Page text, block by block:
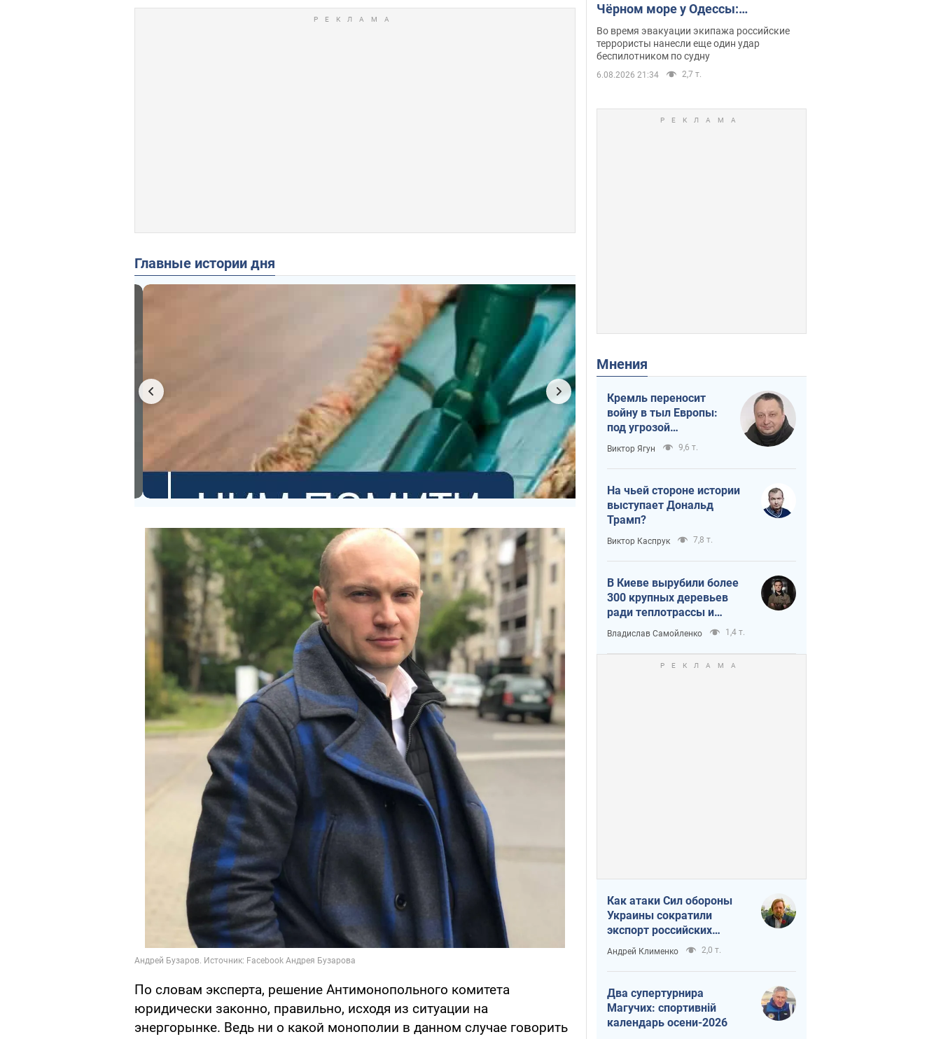
Главные истории дня
По словам эксперта, решение Антимонопольного комитета
юридически законно, правильно, исходя из ситуации на
энергорынке. Ведь ни о какой монополии в данном случае говорить
Чёрном море у Одессы:
подробности
Во время эвакуации экипажа российские
террористы нанесли еще один удар
беспилотником по судну
6.08.2026 21:34 2,7 т.
Мнения
Кремль переносит
войну в тыл Европы:
под угрозой
критическая
логистика
Виктор Ягун 9,6 т.
На чьей стороне истории
выступает Дональд
Трамп?
Виктор Каспрук 7,8 т.
В Киеве вырубили более
300 крупных деревьев
ради теплотрассы и
вопреки Генплану
Владислав Самойленко 1,4 т.
Как атаки Сил обороны
Украины сократили
экспорт российских
нефтепродуктов
Андрей Клименко 2,0 т.
Два супертурнира
Магучих: спортивній
календарь осени-2026